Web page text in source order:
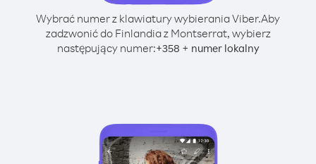
Wybrać numer z klawiatury wybierania Viber.Aby
zadzwonić do Finlandia z Montserrat, wybierz
następujący numer:+358 + numer lokalny